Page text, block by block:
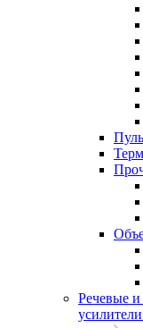
Речевые и
усилители